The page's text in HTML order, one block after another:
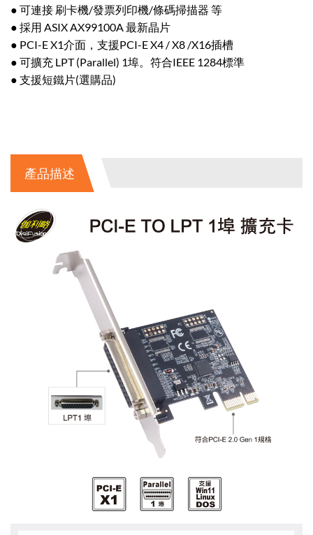
● 可連接 刷卡機/發票列印機/條碼掃描器 等
● 採用 ASIX AX99100A 最新晶片
● PCI-E X1介面，支援PCI-E X4 / X8 /X16插槽
● 可擴充 LPT (Parallel) 1埠。符合IEEE 1284標準
● 支援短鐵片(選購品)
產品描述